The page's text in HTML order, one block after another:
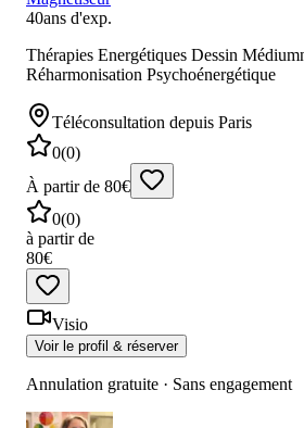
40ans d'exp.
Thérapies Energétiques Dessin
Réharmonisation Psychoénergétique
Téléconsultation depuis Paris
0(0)
À partir de 80€
0(0)
à partir de
80€
Visio
Voir le profil & réserver
Annulation gratuite · Sans engagement